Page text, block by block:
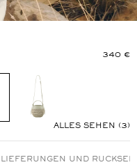
340 €
ALLES SEHEN (3)
LIEFERUNGEN UND